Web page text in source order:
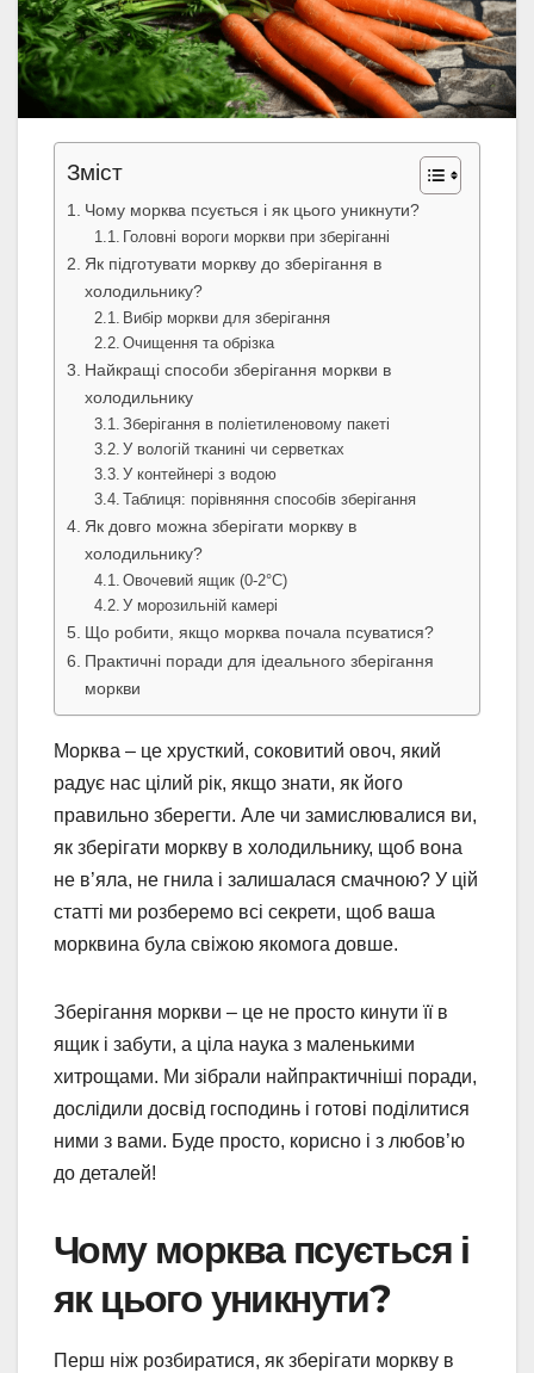
Зміст
Чому морква псується і як цього уникнути?
Головні вороги моркви при зберіганні
Як підготувати моркву до зберігання в
холодильнику?
Вибір моркви для зберігання
Очищення та обрізка
Найкращі способи зберігання моркви в
холодильнику
Зберігання в поліетиленовому пакеті
У вологій тканині чи серветках
У контейнері з водою
Таблиця: порівняння способів зберігання
Як довго можна зберігати моркву в
холодильнику?
Овочевий ящик (0-2°C)
У морозильній камері
Що робити, якщо морква почала псуватися?
Практичні поради для ідеального зберігання
моркви
Морква – це хрусткий, соковитий овоч, який
радує нас цілий рік, якщо знати, як його
правильно зберегти. Але чи замислювалися ви,
як зберігати моркву в холодильнику, щоб вона
не в’яла, не гнила і залишалася смачною? У цій
статті ми розберемо всі секрети, щоб ваша
морквина була свіжою якомога довше.
Зберігання моркви – це не просто кинути її в
ящик і забути, а ціла наука з маленькими
хитрощами. Ми зібрали найпрактичніші поради,
дослідили досвід господинь і готові поділитися
ними з вами. Буде просто, корисно і з любов’ю
до деталей!
Чому морква псується і
як цього уникнути?
Перш ніж розбиратися, як зберігати моркву в